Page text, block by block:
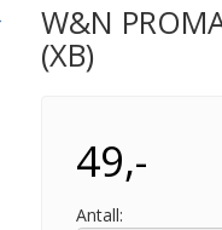
W&N
(XB)
49,-
Antall: